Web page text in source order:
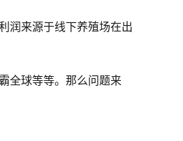
润来源于线下养殖场在出
全球等等。那么问题来